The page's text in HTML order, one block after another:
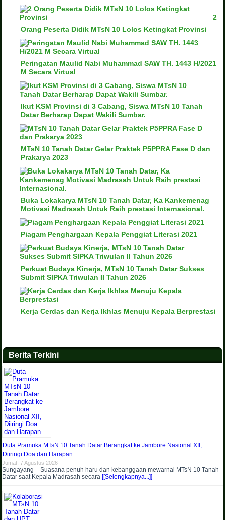
2
Orang Peserta Didik MTsN 10 Lolos Ketingkat Provinsi
Peringatan Maulid Nabi Muhammad SAW TH. 1443 H/2021
M Secara Virtual
Ikut KSM Provinsi di 3 Cabang, Siswa MTsN 10 Tanah
Datar Berharap Dapat Wakili Sumbar.
MTsN 10 Tanah Datar Gelar Praktek P5PPRA Fase D dan
Prakarya 2023
Buka Lokakarya MTsN 10 Tanah Datar, Ka Kankemenag
Motivasi Madrasah Untuk Raih prestasi Internasional.
Piagam Penghargaan Kepala Penggiat Literasi 2021
Perkuat Budaya Kinerja, MTsN 10 Tanah Datar Sukses
Submit SIPKA Triwulan II Tahun 2026
Kerja Cerdas dan Kerja Ikhlas Menuju Kepala Berprestasi
Berita Terkini
Duta Pramuka MTsN 10 Tanah Datar Berangkat ke Jambore Nasional XII,
Diiringi Doa dan Harapan
Jumat, 7 Agustus 2026
Sungayang – Suasana penuh haru dan kebanggaan mewarnai MTsN 10 Tanah
Datar saat Kepala Madrasah secara [[Selengkapnya...]]